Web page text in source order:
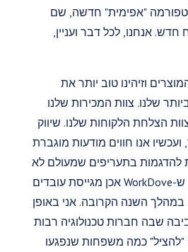
"אפימית" חדשה, שם
אנחנו, לכל דבר ועניין,
וזיהינו טוב יותר את
שלנו. צוות המכירות שלנו
הצלחת הלקוחות שלנו. שיווק
אנו חווים מודעות מוגברת
להדגמות בתעריפים שמעולם לא
ראינו בעבר. זו הסיבה ש-WorkDove אכן מגייסת עובדים
השנה הקרובה. אני באופן
שבה חברות טכנולוגיה רבות
כמה משפחות שנפגעו